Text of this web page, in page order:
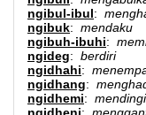
ngibul-ibul:
ngibuk: mendaku
ngibuh-ibuhi:
ngideg: berdiri
ngidhahi:
ngidhang:
ngidhemi: